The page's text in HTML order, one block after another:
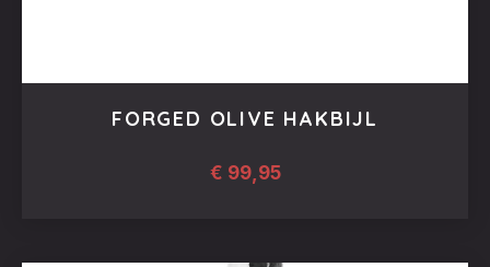
FORGED OLIVE HAKBIJL
€ 99,95